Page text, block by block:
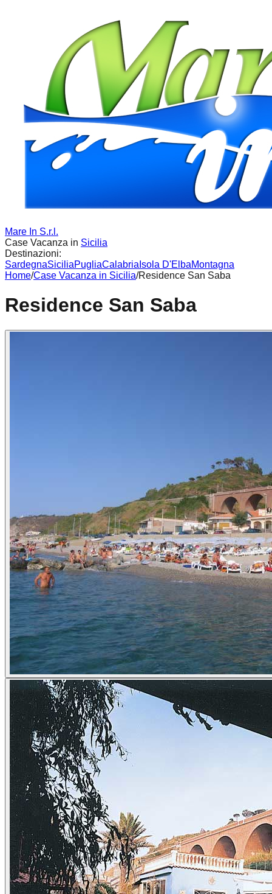
Mare In S.r.l.
Case Vacanza in Sicilia
Destinazioni:
SardegnaSiciliaPugliaCalabria Isola D'ElbaMontagna
Home/Case Vacanza in Sicilia/Residence San Saba
Residence San Saba